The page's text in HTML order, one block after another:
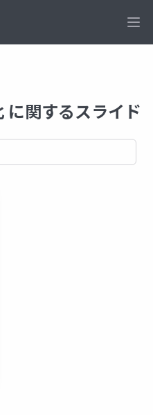
に関するスライド